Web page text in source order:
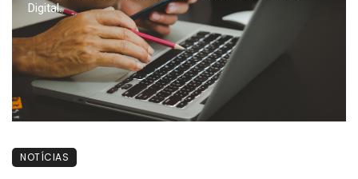
Digital.
NOTÍCIAS